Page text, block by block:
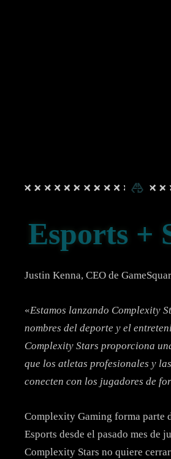
Esports +
Justin Kenna, CEO de
«Estamos lanzando Complexity
nombres del deporte y el
Complexity Stars proporciona
que los atletas profesionales y
conecten con los jugadores de
Complexity Gaming forma parte
Esports desde el pasado mes de
Complexity Stars no quiere